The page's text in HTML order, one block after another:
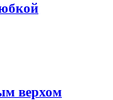
верхом